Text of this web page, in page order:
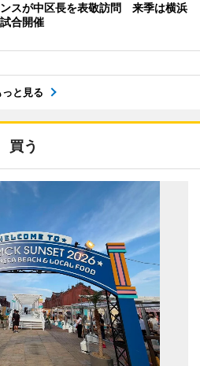
スが中区長を表敬訪問 来季は横浜
合開催
っと見る
買う